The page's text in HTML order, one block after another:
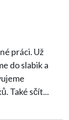
Už
do slabik a
Také sčít...